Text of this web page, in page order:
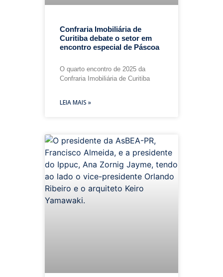
Confraria Imobiliária de
Curitiba debate o setor em
encontro especial de Páscoa
O quarto encontro de 2025 da
Confraria Imobiliária de Curitiba
LEIA MAIS »